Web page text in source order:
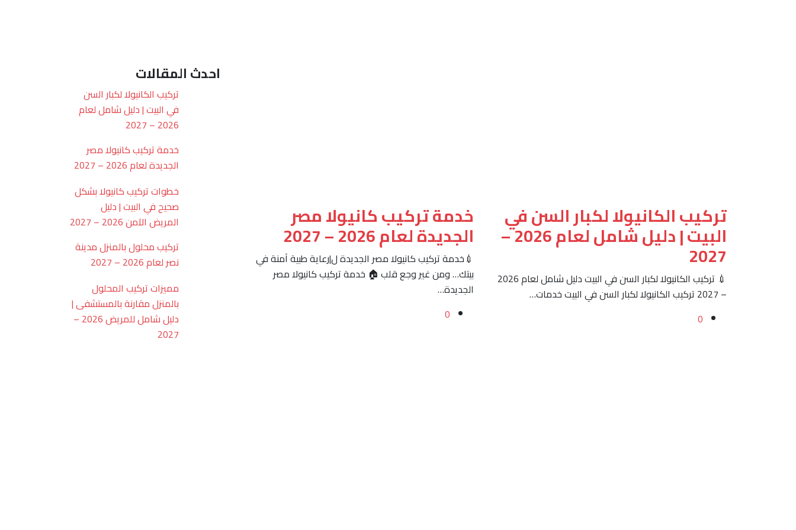
تركيب الكانيولا لكبار السن في
البيت | دليل شامل لعام 2026 –
2027
💉 تركيب الكانيولا لكبار السن في البيت دليل شامل لعام 2026
– 2027 تركيب الكانيولا لكبار السن في البيت خدمات…
0
خدمة تركيب كانيولا مصر
الجديدة لعام 2026 – 2027
💉خدمة تركيب كانيولا مصر الجديدة ل|رعاية طبية آمنة في
بيتك… ومن غير وجع قلب 🏠 خدمة تركيب كانيولا مصر
الجديدة…
0
احدث المقالات
تركيب الكانيولا لكبار السن
في البيت | دليل شامل لعام
2026 – 2027
خدمة تركيب كانيولا مصر
الجديدة لعام 2026 – 2027
خطوات تركيب كانيولا بشكل
صحيح في البيت | دليل
المريض الآمن 2026 – 2027
تركيب محلول بالمنزل مدينة
نصر لعام 2026 – 2027
مميزات تركيب المحلول
بالمنزل مقارنة بالمستشفى |
دليل شامل للمريض 2026 –
2027